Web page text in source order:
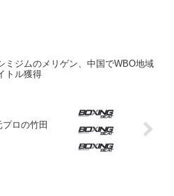
ミジムのメリゲン、中国でWBO地域
トル獲得
ロの竹田